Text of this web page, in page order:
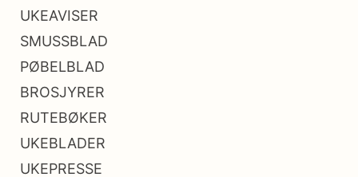
UKEAVISER
SMUSSBLAD
PØBELBLAD
BROSJYRER
RUTEBØKER
UKEBLADER
UKEPRESSE